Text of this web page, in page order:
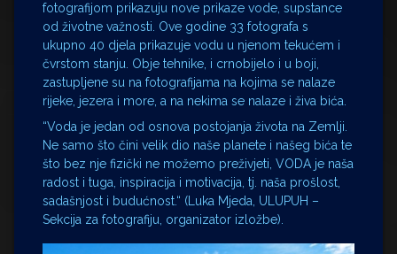
fotografijom prikazuju nove prikaze vode, supstance
od životne važnosti. Ove godine 33 fotografa s
ukupno 40 djela prikazuje vodu u njenom tekućem i
čvrstom stanju. Obje tehnike, i crnobijelo i u boji,
zastupljene su na fotografijama na kojima se nalaze
rijeke, jezera i more, a na nekima se nalaze i živa bića.
“Voda je jedan od osnova postojanja života na Zemlji.
Ne samo što čini velik dio naše planete i našeg bića te
što bez nje fizički ne možemo preživjeti, VODA je naša
radost i tuga, inspiracija i motivacija, tj. naša prošlost,
sadašnjost i budućnost.“ (Luka Mjeda, ULUPUH –
Sekcija za fotografiju, organizator izložbe).